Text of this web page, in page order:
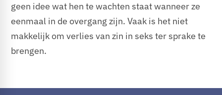
geen idee wat hen te wachten staat wanneer ze
eenmaal in de overgang zijn. Vaak is het niet
makkelijk om verlies van zin in seks ter sprake te
brengen.